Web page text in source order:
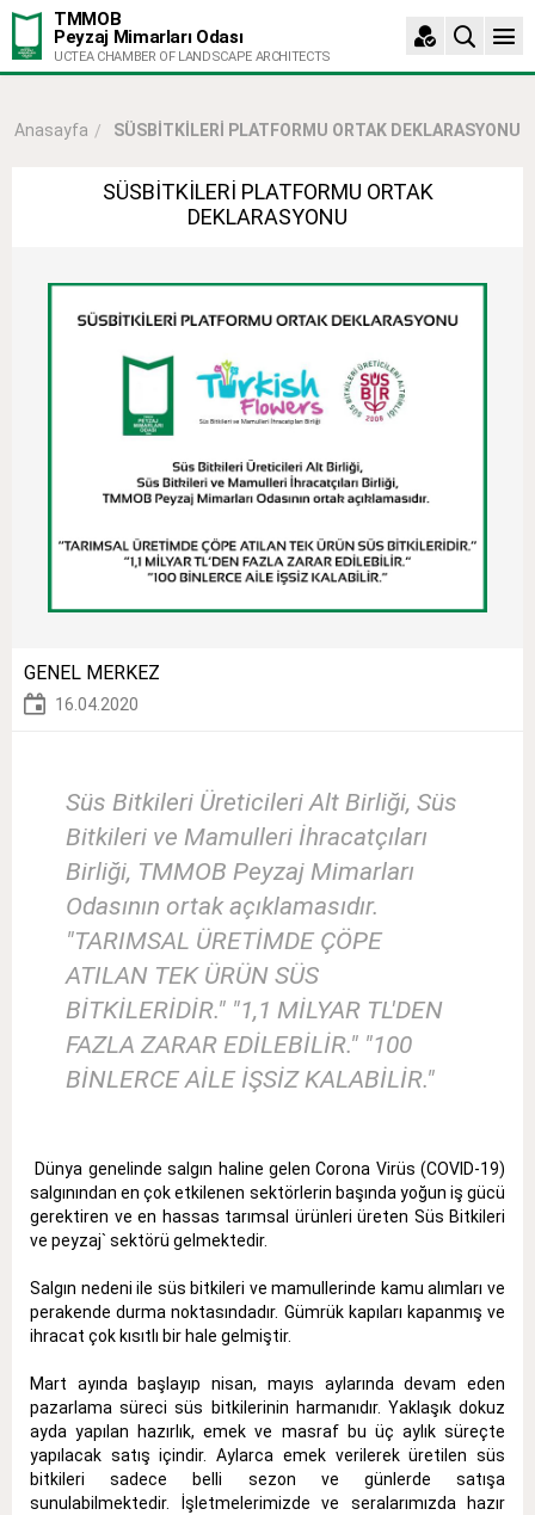
TMMOB
Peyzaj Mimarları Odası
UCTEA CHAMBER OF LANDSCAPE ARCHITECTS
Anasayfa SÜSBİTKİLERİ PLATFORMU ORTAK DEKLARASYONU
SÜSBİTKİLERİ PLATFORMU ORTAK
DEKLARASYONU
GENEL MERKEZ
16.04.2020
Süs Bitkileri Üreticileri Alt Birliği, Süs
Bitkileri ve Mamulleri İhracatçıları
Birliği, TMMOB Peyzaj Mimarları
Odasının ortak açıklamasıdır.
"TARIMSAL ÜRETİMDE ÇÖPE
ATILAN TEK ÜRÜN SÜS
BİTKİLERİDİR." "1,1 MİLYAR TL'DEN
FAZLA ZARAR EDİLEBİLİR." "100
BİNLERCE AİLE İŞSİZ KALABİLİR."
Dünya genelinde salgın haline gelen Corona Virüs (COVID-19)
salgınından en çok etkilenen sektörlerin başında yoğun iş gücü
gerektiren ve en hassas tarımsal ürünleri üreten Süs Bitkileri
ve peyzaj` sektörü gelmektedir.
Salgın nedeni ile süs bitkileri ve mamullerinde kamu alımları ve
perakende durma noktasındadır. Gümrük kapıları kapanmış ve
ihracat çok kısıtlı bir hale gelmiştir.
Mart ayında başlayıp nisan, mayıs aylarında devam eden
pazarlama süreci süs bitkilerinin harmanıdır. Yaklaşık dokuz
ayda yapılan hazırlık, emek ve masraf bu üç aylık süreçte
yapılacak satış içindir. Aylarca emek verilerek üretilen süs
bitkileri sadece belli sezon ve günlerde satışa
sunulabilmektedir. İşletmelerimizde ve seralarımızda hazır